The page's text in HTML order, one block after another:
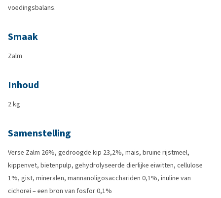
voedingsbalans.
Smaak
Zalm
Inhoud
2 kg
Samenstelling
Verse Zalm 26%, gedroogde kip 23,2%, mais, bruine rijstmeel,
kippenvet, bietenpulp, gehydrolyseerde dierlijke eiwitten, cellulose
1%, gist, mineralen, mannanoligosacchariden 0,1%, inuline van
cichorei – een bron van fosfor 0,1%